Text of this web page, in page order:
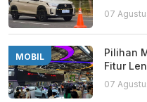
07
MOBIL
Pilihan
Fitur
07